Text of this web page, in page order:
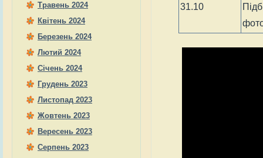
Травень 2024
Квітень 2024
Березень 2024
Лютий 2024
Січень 2024
Грудень 2023
Листопад 2023
Жовтень 2023
Вересень 2023
Серпень 2023
31.10